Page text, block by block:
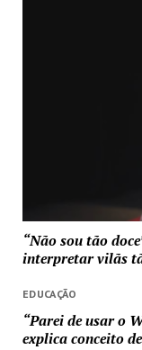
“Não sou tão
interpretar vilãs
EDUCAÇÃO
“Parei de usar o
explica conceito